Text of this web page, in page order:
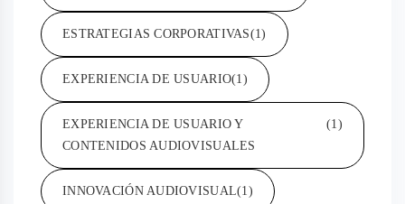
ESTRATEGIAS CORPORATIVAS(1)
EXPERIENCIA DE USUARIO(1)
EXPERIENCIA DE USUARIO Y
CONTENIDOS AUDIOVISUALES
(1)
INNOVACIÓN AUDIOVISUAL(1)